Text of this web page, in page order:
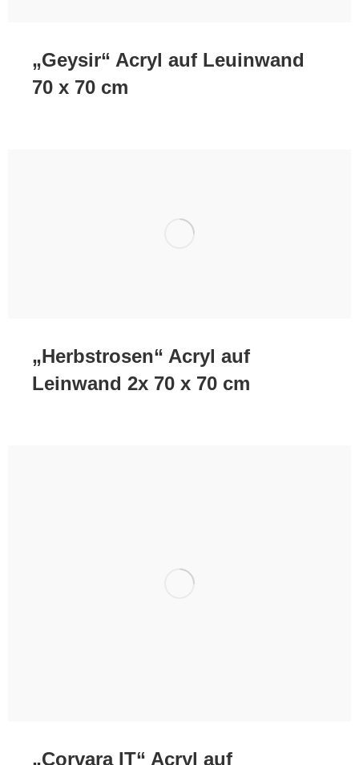
„Geysir“ Acryl auf Leuinwand
70 x 70 cm
„Herbstrosen“ Acryl auf
Leinwand 2x 70 x 70 cm
„Corvara IT“ Acryl auf